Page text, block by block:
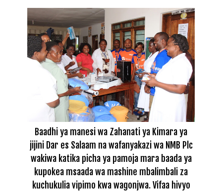
Baadhi ya manesi wa Zahanati ya Kimara ya
jijini Dar es Salaam na wafanyakazi wa NMB Plc
wakiwa katika picha ya pamoja mara baada ya
kupokea msaada wa mashine mbalimbali za
kuchukulia vipimo kwa wagonjwa. Vifaa hivyo